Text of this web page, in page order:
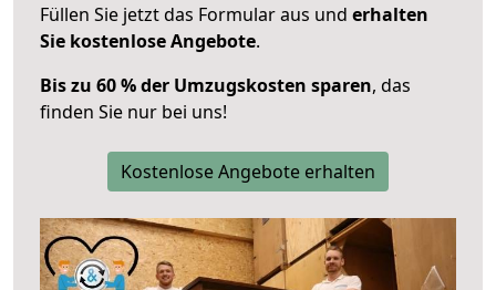
Füllen Sie jetzt das Formular aus und erhalten
Sie kostenlose Angebote.
Bis zu 60 % der Umzugskosten sparen, das
finden Sie nur bei uns!
Kostenlose Angebote erhalten